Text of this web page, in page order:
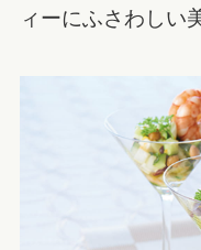
ィーにふさわしい